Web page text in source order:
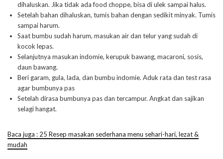
dihaluskan. Jika tidak ada food choppe, bisa di ulek sampai halus.
Setelah bahan dihaluskan, tumis bahan dengan sedikit minyak. Tumis
sampai harum.
Saat bumbu sudah harum, masukan air dan telur yang sudah di
kocok lepas.
Selanjutnya masukan indomie, kerupuk bawang, macaroni, sosis,
daun bawang.
Beri garam, gula, lada, dan bumbu indomie. Aduk rata dan test rasa
agar bumbunya pas
Setelah dirasa bumbunya pas dan tercampur. Angkat dan sajikan
selagi hangat.
Baca juga : 25 Resep masakan sederhana menu sehari-hari, lezat &
mudah